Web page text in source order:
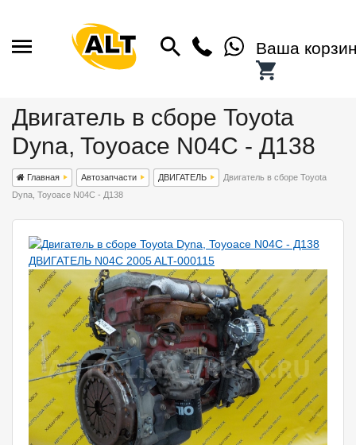
Ваша
Двигатель в сборе Toyota
Dyna, Toyoace N04C - Д138
Главная Автозапчасти ДВИГАТЕЛЬ
Двигатель в сборе Toyota
Dyna, Toyoace N04C - Д138